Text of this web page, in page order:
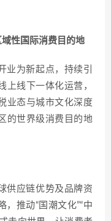
性国际消费目的地
业为新起点，持续引
上线下一体化运营，
业态与城市文化深度
的世界级消费目的地
供应链优势及品牌资
推动“国潮文化”“中